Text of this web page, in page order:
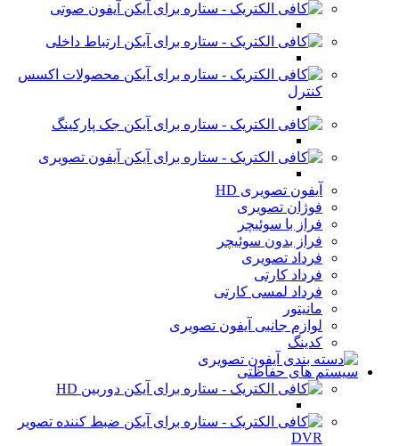
آیفون صوتی
ارتباط داخلی
محصولات اکسس
کنترل
جک پارکینگ
آیفون تصویری
آیفون تصویری HD
فوژان تصویری
فراز با سوئیچر
فراز بدون سوئیچر
فرداد تصویری
فرداد کارتی
فرداد لمسی کارتی
مانیتور
لوازم جانبی آیفون تصویری
کدینگ
سیستم های حفاظتی
دوربین HD
ضبط کننده تصویر
DVR